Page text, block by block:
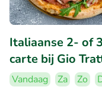
Italiaanse 2- of
carte bij Gio
Vandaag Za Zo